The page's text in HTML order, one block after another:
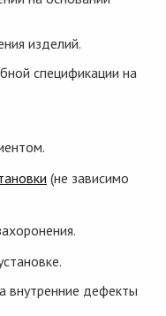
изделий.
спецификации на
(не зависимо
внутренние дефекты